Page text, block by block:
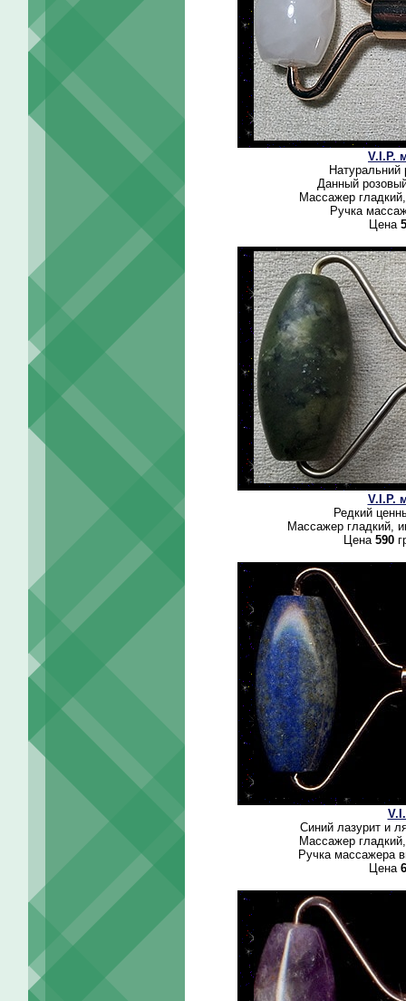
V.I.P.
Данный
Массажер
Ручка
Цена
V.I.P.
Редкий
Массажер гладкий,
Цена 590
Синий лазурит и
Массажер
Ручка массажера
Цена